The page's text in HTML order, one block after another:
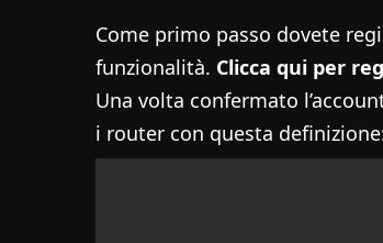
Come primo passo dovete
funzionalità. Clicca qui per
Una volta confermato
i router con questa